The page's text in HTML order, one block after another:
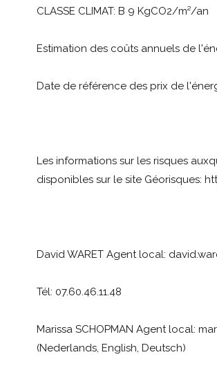
CLASSE CLIMAT: B 9 KgCO2/m²/an
Estimation des coûts annuels de
Date de référence des prix de
Les informations sur les risques
disponibles sur le site Géorisques:
David WARET Agent local:
Tél: 07.60.46.11.48
Marissa SCHOPMAN Agent local:
(Nederlands, English, Deutsch)